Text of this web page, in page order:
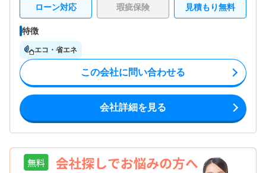
ローン対応 瑕疵保険 見積もり無料
特徴
エコ・省エネ
この会社に問い合わせる
会社詳細を見る